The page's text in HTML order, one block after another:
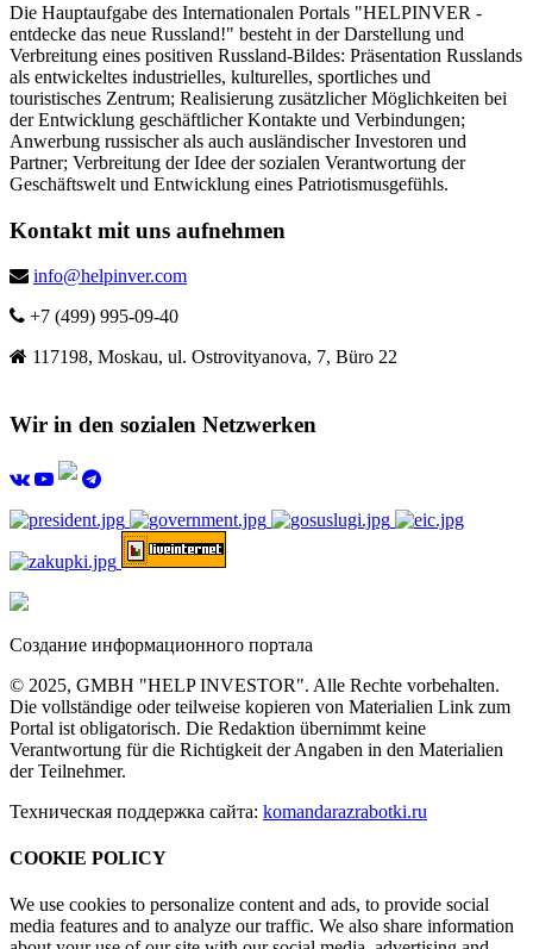
Die Hauptaufgabe des Internationalen Portals "HELPINVER -
entdecke das neue Russland!" besteht in der Darstellung und
Verbreitung eines positiven Russland-Bildes: Präsentation Russlands
als entwickeltes industrielles, kulturelles, sportliches und
touristisches Zentrum; Realisierung zusätzlicher Möglichkeiten bei
der Entwicklung geschäftlicher Kontakte und Verbindungen;
Anwerbung russischer als auch ausländischer Investoren und
Partner; Verbreitung der Idee der sozialen Verantwortung der
Geschäftswelt und Entwicklung eines Patriotismusgefühls.
Kontakt mit uns aufnehmen
info@helpinver.com
+7 (499) 995-09-40
117198, Moskau, ul. Ostrovityanova, 7, Büro 22
Wir in den sozialen Netzwerken
Создание информационного портала
© 2025, GMBH "HELP INVESTOR". Alle Rechte vorbehalten.
Die vollständige oder teilweise kopieren von Materialien Link zum
Portal ist obligatorisch. Die Redaktion übernimmt keine
Verantwortung für die Richtigkeit der Angaben in den Materialien
der Teilnehmer.
Техническая поддержка сайта: komandarazrabotki.ru
COOKIE POLICY
We use cookies to personalize content and ads, to provide social
media features and to analyze our traffic. We also share information